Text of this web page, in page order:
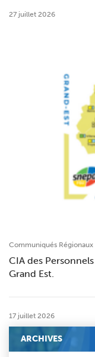
27 juillet 2026
Communiqués Régionaux
CIA des
Grand Est.
17 juillet 2026
ARCHIVES